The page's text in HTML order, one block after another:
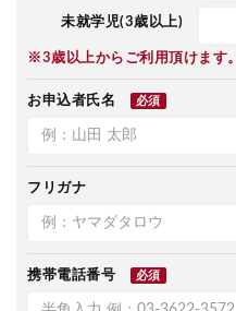
未就学児(3歳以上)
※3歳以上からご利用頂けます。
お申込者氏名 必須
フリガナ
携帯電話番号 必須